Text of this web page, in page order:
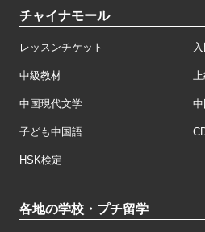
チャイナモール
レッスンチケット
中級教材
中国現代文学
子ども中国語
HSK検定
各地の学校・プチ留学